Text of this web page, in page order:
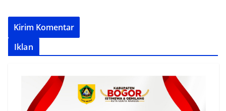
Iklan